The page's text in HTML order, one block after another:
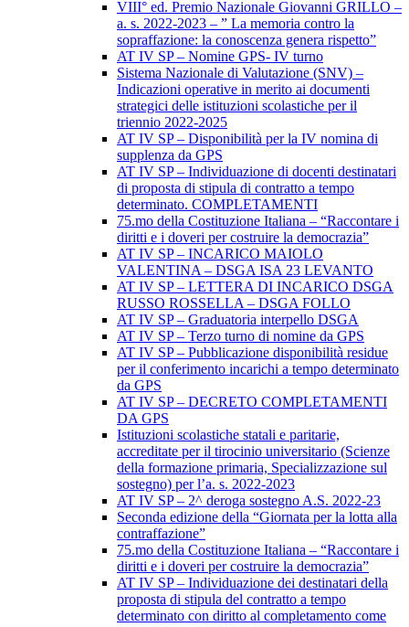
VIII° ed. Premio Nazionale Giovanni GRILLO –
a. s. 2022-2023 – ” La memoria contro la
sopraffazione: la conoscenza genera rispetto”
AT IV SP – Nomine GPS- IV turno
Sistema Nazionale di Valutazione (SNV) –
Indicazioni operative in merito ai documenti
strategici delle istituzioni scolastiche per il
triennio 2022-2025
AT IV SP – Disponibilità per la IV nomina di
supplenza da GPS
AT IV SP – Individuazione di docenti destinatari
di proposta di stipula di contratto a tempo
determinato. COMPLETAMENTI
75.mo della Costituzione Italiana – “Raccontare i
diritti e i doveri per costruire la democrazia”
AT IV SP – INCARICO MAIOLO
VALENTINA – DSGA ISA 23 LEVANTO
AT IV SP – LETTERA DI INCARICO DSGA
RUSSO ROSSELLA – DSGA FOLLO
AT IV SP – Graduatoria interpello DSGA
AT IV SP – Terzo turno di nomine da GPS
AT IV SP – Pubblicazione disponibilità residue
per il conferimento incarichi a tempo determinato
da GPS
AT IV SP – DECRETO COMPLETAMENTI
DA GPS
Istituzioni scolastiche statali e paritarie,
accreditate per il tirocinio universitario (Scienze
della formazione primaria, Specializzazione sul
sostegno) per l’a. s. 2022-2023
AT IV SP – 2^ deroga sostegno A.S. 2022-23
Seconda edizione della “Giornata per la lotta alla
contraffazione”
75.mo della Costituzione Italiana – “Raccontare i
diritti e i doveri per costruire la democrazia”
AT IV SP – Individuazione dei destinatari della
proposta di stipula del contratto a tempo
determinato con diritto al completamento come